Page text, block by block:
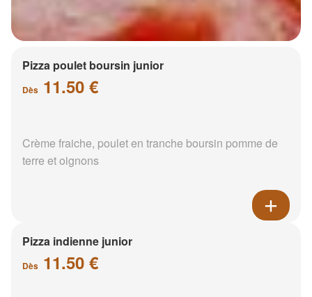
Pizza poulet boursin junior
Dès 11.50 €
Crème fraiche, poulet en tranche boursin pomme de
terre et oignons
Pizza indienne junior
Dès 11.50 €